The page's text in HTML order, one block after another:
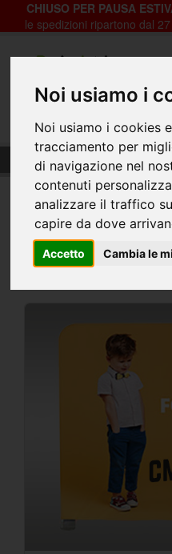
Noi usiamo i
Noi usiamo i cookies
tracciamento per
di navigazione nel
contenuti
analizzare il traffico
capire da dove
Accetto Cambia le
CHIUSO PER PAUSA
le spedizioni ripartono dal
Fondali
Home Espositori